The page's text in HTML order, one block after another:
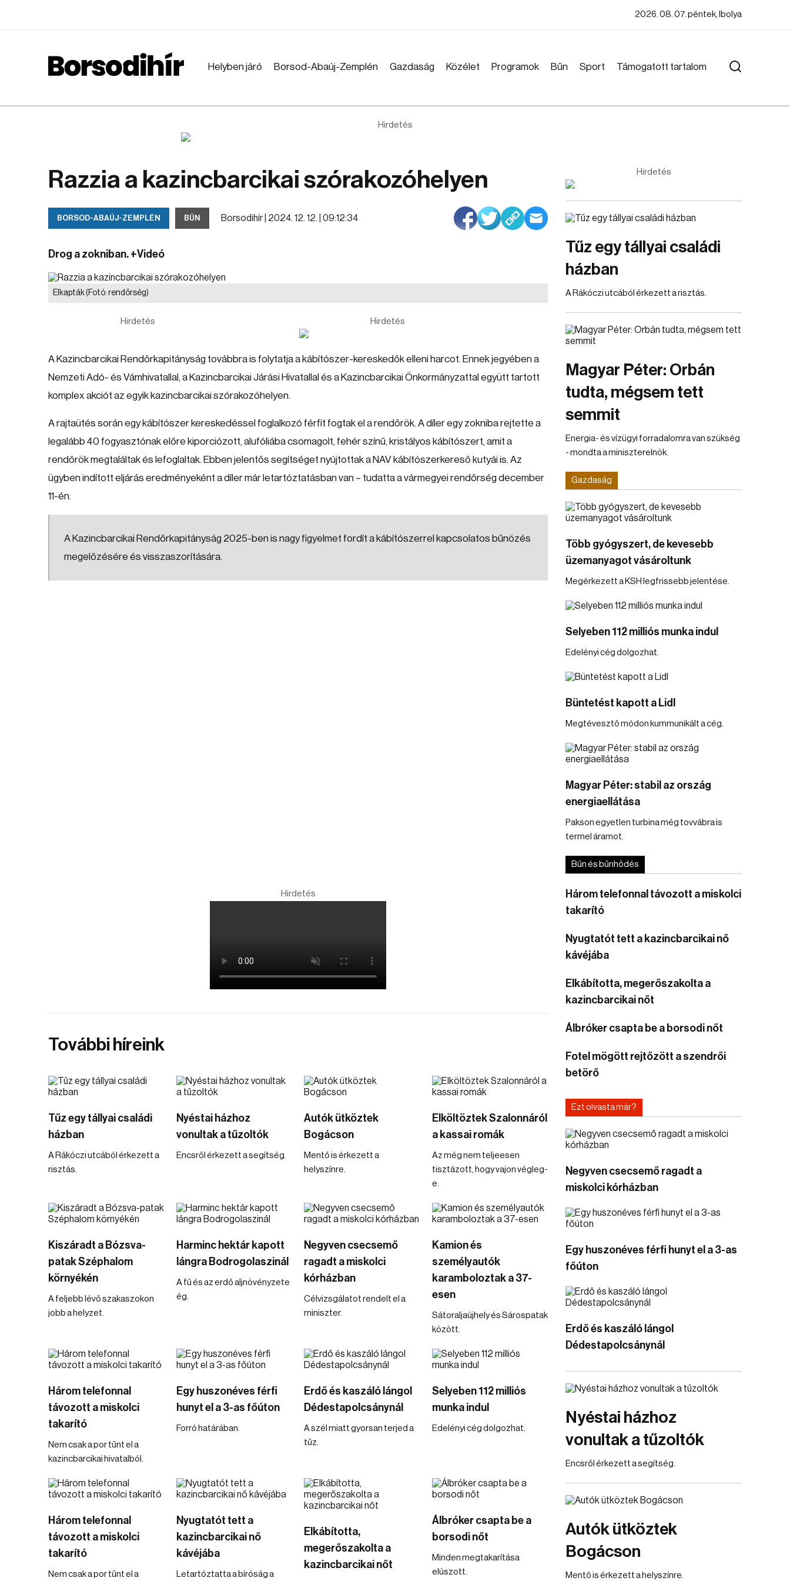
2026. 08. 07. péntek, Ibolya
Helyben járó Borsod-Abaúj-Zemplén Gazdaság Közélet Programok Bűn Sport Támogatott tartalom
Hirdetés
Razzia a kazincbarcikai szórakozóhelyen
BORSOD-ABAÚJ-ZEMPLÉN BŰN Borsodihír | 2024. 12. 12. | 09:12:34
Drog a zokniban. +Videó
Elkapták(Fotó: rendőrség)
Hirdetés Hirdetés
A Kazincbarcikai Rendőrkapitányság továbbra is folytatja a kábítószer-kereskedők elleni harcot. Ennek jegyében a
Nemzeti Adó- és Vámhivatallal, a Kazincbarcikai Járási Hivatallal és a Kazincbarcikai Önkormányzattal együtt tartott
komplex akciót az egyik kazincbarcikai szórakozóhelyen.
A rajtaütés során egy kábítószer kereskedéssel foglalkozó férfit fogtak el a rendőrök. A díler egy zokniba rejtette a
legalább 40 fogyasztónak előre kiporciózott, alufóliába csomagolt, fehér színű, kristályos kábítószert, amit a
rendőrök megtaláltak és lefoglaltak. Ebben jelentős segítséget nyújtottak a NAV kábítószerkereső kutyái is. Az
ügyben indított eljárás eredményeként a díler már letartóztatásban van – tudatta a vármegyei rendőrség december
11-én.
A Kazincbarcikai Rendőrkapitányság 2025-ben is nagy figyelmet fordít a kábítószerrel kapcsolatos bűnözés
megelőzésére és visszaszorítására.
Hirdetés
További híreink
Tűz egy tállyai családi
házban
A Rákóczi utcából érkezett a
risztás.
Nyéstai házhoz
vonultak a tűzoltók
Encsről érkezett a segítség.
Autók ütköztek
Bogácson
Mentő is érkezett a
helyszínre.
Elköltöztek Szalonnáról
a kassai romák
Az még nem teljeesen
tisztázott, hogy vajon végleg-
e.
Kiszáradt a Bózsva-
patak Széphalom
környékén
A feljebb lévő szakaszokon
jobb a helyzet.
Harminc hektár kapott
lángra Bodrogolaszinál
A fű és az erdő aljnövényzete
ég.
Negyven csecsemő
ragadt a miskolci
kórházban
Célvizsgálatot rendelt el a
miniszter.
Kamion és
személyautók
karamboloztak a 37-
esen
Sátoraljaújhely és Sárospatak
között.
Három telefonnal
távozott a miskolci
takarító
Nem csak a por tűnt el a
kazincbarcikai hivatalból.
Egy huszonéves férfi
hunyt el a 3-as főúton
Forró határában.
Erdő és kaszáló lángol
Dédestapolcsánynál
A szél miatt gyorsan terjed a
tűz.
Selyeben 112 milliós
munka indul
Edelényi cég dolgozhat.
Három telefonnal
távozott a miskolci
takarító
Nem csak a por tűnt el a
Nyugtatót tett a
kazincbarcikai nő
kávéjába
Letartóztatta a bíróság a
Elkábította,
megerőszakolta a
kazincbarcikai nőt
Álbróker csapta be a
borsodi nőt
Minden megtakarítása
elúszott.
Hirdetés
Tűz egy tállyai családi
házban
A Rákóczi utcából érkezett a risztás.
Magyar Péter: Orbán
tudta, mégsem tett
semmit
Energia- és vízügyi forradalomra van szükség
- mondta a miniszterelnök.
Gazdaság
Több gyógyszert, de kevesebb
üzemanyagot vásároltunk
Megérkezett a KSH legfrissebb jelentése.
Selyeben 112 milliós munka indul
Edelényi cég dolgozhat.
Büntetést kapott a Lidl
Megtévesztő módon kummunikált a cég.
Magyar Péter: stabil az ország
energiaellátása
Pakson egyetlen turbina még tovvábra is
termel áramot.
Bűn és bűnhődés
Három telefonnal távozott a miskolci
takarító
Nyugtatót tett a kazincbarcikai nő
kávéjába
Elkábította, megerőszakolta a
kazincbarcikai nőt
Álbróker csapta be a borsodi nőt
Fotel mögött rejtőzött a szendrői
betörő
Ezt olvasta már?
Negyven csecsemő ragadt a
miskolci kórházban
Egy huszonéves férfi hunyt el a 3-as
főúton
Erdő és kaszáló lángol
Dédestapolcsánynál
Nyéstai házhoz
vonultak a tűzoltók
Encsről érkezett a segítség.
Autók ütköztek
Bogácson
Mentő is érkezett a helyszínre.